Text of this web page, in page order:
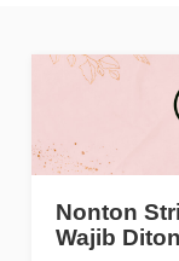
Nonton
Wajib